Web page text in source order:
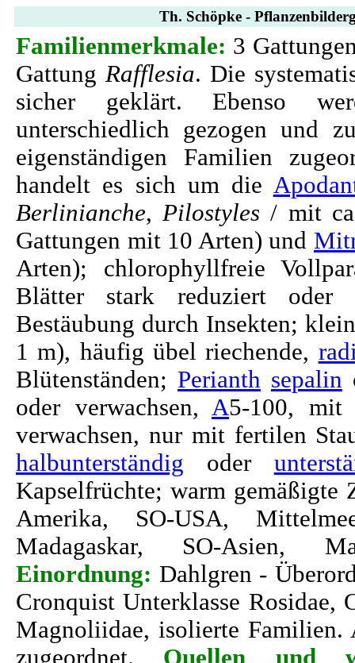
Th. Schöpke -
Familienmerkmale: 3
Gattung Rafflesia. Die
sicher geklärt. Ebenso
unterschiedlich gezogen und
eigenständigen Familien
handelt es sich um die
Berlinianche,Pilostyles / mit
Gattungen mit 10 Arten) und
Arten); chlorophyllfreie
Blätter stark reduziert
Bestäubung durch Insekten;
1 m), häufig übel riechende,
Blütenständen; Perianth sepalin
oder verwachsen, A5-100,
verwachsen, nur mit fertilen
halbunterständig oder
Kapselfrüchte; warm
Amerika, SO-USA,
Madagaskar, SO-Asien,
Einordnung: Dahlgren -
Cronquist Unterklasse Rosidae,
Magnoliidae, isolierte
zugeordnet. Quellen und